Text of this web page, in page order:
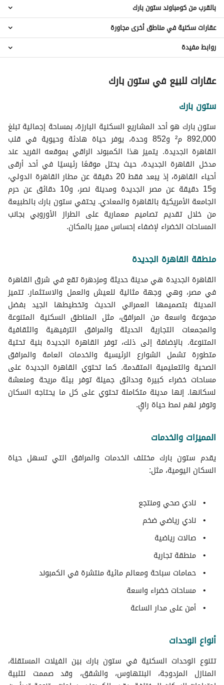
عقارات 1 غرفة نوم للبيع في كومباوند ستون بارك
عقارات 2 غرفة نوم للبيع في كومباوند ستون بارك
عقارات 3 غرف نوم للبيع في كومباوند ستون بارك
عقارات 4 غرف نوم للبيع في كومباوند ستون بارك
عقارات 5 غرف نوم للبيع في كومباوند ستون بارك
شقق للبيع في كومباوند ستون بارك
توين هاوس للبيع في كومباوند ستون بارك
دوبليكس للبيع في كومباوند ستون بارك
بنتهاوس للبيع في كومباوند ستون بارك
عقارات للبيع في لوريف
عقارات للبيع في كومباوند ستون ريزيدنس
عقارات للبيع في ذا بروكس
عقارات للبيع في قطامية جيت
عقارات للبيع في وان قطامية
عقارات للبيع في كومباوند غرب الجولف
عقارات للبيع في سرايات القطامية
عقارات للبيع في بالم سيتي
بالقرب من كومباوند ستون بارك
عقارات للبيع في مدينة نصر
عقارات للبيع في القاهرة الجديدة
عقارات للبيع في زهراء المعادى
عقارات للبيع في الماظة
عقارات سكنية في مناطق أخرى مجاورة
روابط مفيدة
عقارات للبيع في ستون بارك
ستون بارك
ستون بارك هو أحد المشاريع السكنية البارزة، بمساحة إجمالية تبلغ
892,000 م² و852 وحدة، يوفر حياة هادئة وحيوية في قلب
القاهرة الجديدة. يتميز هذا الكمبوند الراقي بموقعه الفريد عند
مدخل القاهرة الجديدة، حيث يحتل موقعًا رئيسيًا في أحد أرقى
أحياء القاهرة، إذ يبعد فقط 20 دقيقة عن مطار القاهرة الدولي،
و15 دقيقة عن مصر الجديدة ومدينة نصر، و10 دقائق عن حرم
الجامعة الأمريكية بالقاهرة والمعادي. يحتفي ستون بارك بالطبيعة
من خلال تقديم تصاميم معمارية على الطراز الأوروبي بجانب
المساحات الخضراء لإضفاء إحساس مميز بالمكان.
منطقة القاهرة الجديدة
القاهرة الجديدة هي مدينة حديثة ومزدهرة تقع في شرق القاهرة
في مصر، وهي وجهة مثالية للعيش والعمل والاستثمار. تتميز
المدينة بتصميمها العمراني الحديث وتخطيطها الجيد بفضل
مجموعة واسعة من المرافق، مثل المناطق السكنية المتنوعة
والمجمعات التجارية الحديثة والمرافق الترفيهية والثقافية
المتنوعة. بالإضافة إلى ذلك، توفر القاهرة الجديدة بنية تحتية
متطورة تشمل الشوارع الرئيسية والخدمات العامة والمرافق
الصحية والتعليمية المتقدمة. كما تحتوي القاهرة الجديدة على
مساحات خضراء كبيرة وحدائق جميلة توفر بيئة مريحة ومنعشة
لسكانها. إنها مدينة متكاملة تحتوي على كل ما يحتاجه السكان
وتوفر لهم نمط حياة راقٍ.
المميزات والخدمات
يقدم ستون بارك مختلف الخدمات والمرافق التي تسهل حياة
السكان اليومية، مثل:
نادي صحي ومنتجع
نادي رياضي ضخم
صالات رياضية
منطقة تجارية
حمامات سباحة ومعالم مائية منتشرة في الكمبوند
مساحات خضراء واسعة
أمن على مدار الساعة
أنواع الوحدات
تتنوع الوحدات السكنية في ستون بارك بين الفيلات المستقلة،
المنازل المزدوجة، البنتهاوس، والشقق، وقد صممت لتلبية